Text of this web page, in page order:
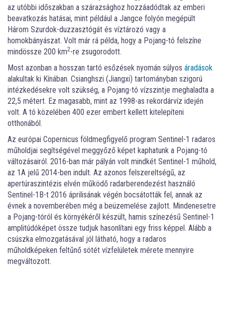
az utóbbi időszakban a szárazsághoz hozzáadódtak az emberi
beavatkozás hatásai, mint például a Jangce folyón megépült
Három Szurdok-duzzasztógát és víztározó vagy a
homokbányászat. Volt már rá példa, hogy a Pojang-tó felszíne
mindössze 200 km2-re zsugorodott.
Most azonban a hosszan tartó esőzések nyomán súlyos áradások
alakultak ki Kínában. Csianghszi (Jiangxi) tartományban szigorú
intézkedésekre volt szükség, a Pojang-tó vízszintje meghaladta a
22,5 métert. Ez magasabb, mint az 1998-as rekordárvíz idején
volt. A tó közelében 400 ezer embert kellett kitelepíteni
otthonából.
Az európai Copernicus földmegfigyelő program Sentinel-1 radaros
műholdjai segítségével meggyőző képet kaphatunk a Pojang-tó
változásairól. 2016-ban már pályán volt mindkét Sentinel-1 műhold,
az 1A jelű 2014-ben indult. Az azonos felszereltségű, az
apertúraszintézis elvén működő radarberendezést használó
Sentinel-1B-t 2016 áprilisának végén bocsátották fel, annak az
évnek a novemberében még a beüzemelése zajlott. Mindenesetre
a Pojang-tóról és környékéről készült, hamis színezésű Sentinel-1
amplitúdóképet össze tudjuk hasonlítani egy friss képpel. Alább a
csúszka elmozgatásával jól látható, hogy a radaros
műholdképeken feltűnő sötét vízfelületek mérete mennyire
megváltozott.